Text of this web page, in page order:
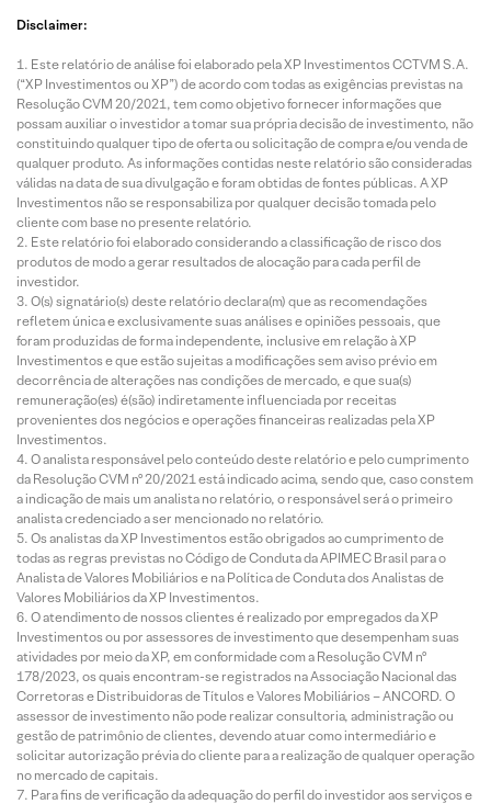
Disclaimer:
Este relatório de análise foi elaborado pela XP Investimentos CCTVM S.A.
(“XP Investimentos ou XP”) de acordo com todas as exigências previstas na
Resolução CVM 20/2021, tem como objetivo fornecer informações que
possam auxiliar o investidor a tomar sua própria decisão de investimento, não
constituindo qualquer tipo de oferta ou solicitação de compra e/ou venda de
qualquer produto. As informações contidas neste relatório são consideradas
válidas na data de sua divulgação e foram obtidas de fontes públicas. A XP
Investimentos não se responsabiliza por qualquer decisão tomada pelo
cliente com base no presente relatório.
Este relatório foi elaborado considerando a classificação de risco dos
produtos de modo a gerar resultados de alocação para cada perfil de
investidor.
O(s) signatário(s) deste relatório declara(m) que as recomendações
refletem única e exclusivamente suas análises e opiniões pessoais, que
foram produzidas de forma independente, inclusive em relação à XP
Investimentos e que estão sujeitas a modificações sem aviso prévio em
decorrência de alterações nas condições de mercado, e que sua(s)
remuneração(es) é(são) indiretamente influenciada por receitas
provenientes dos negócios e operações financeiras realizadas pela XP
Investimentos.
O analista responsável pelo conteúdo deste relatório e pelo cumprimento
da Resolução CVM nº 20/2021 está indicado acima, sendo que, caso constem
a indicação de mais um analista no relatório, o responsável será o primeiro
analista credenciado a ser mencionado no relatório.
Os analistas da XP Investimentos estão obrigados ao cumprimento de
todas as regras previstas no Código de Conduta da APIMEC Brasil para o
Analista de Valores Mobiliários e na Política de Conduta dos Analistas de
Valores Mobiliários da XP Investimentos.
O atendimento de nossos clientes é realizado por empregados da XP
Investimentos ou por assessores de investimento que desempenham suas
atividades por meio da XP, em conformidade com a Resolução CVM nº
178/2023, os quais encontram-se registrados na Associação Nacional das
Corretoras e Distribuidoras de Títulos e Valores Mobiliários – ANCORD. O
assessor de investimento não pode realizar consultoria, administração ou
gestão de patrimônio de clientes, devendo atuar como intermediário e
solicitar autorização prévia do cliente para a realização de qualquer operação
no mercado de capitais.
Para fins de verificação da adequação do perfil do investidor aos serviços e